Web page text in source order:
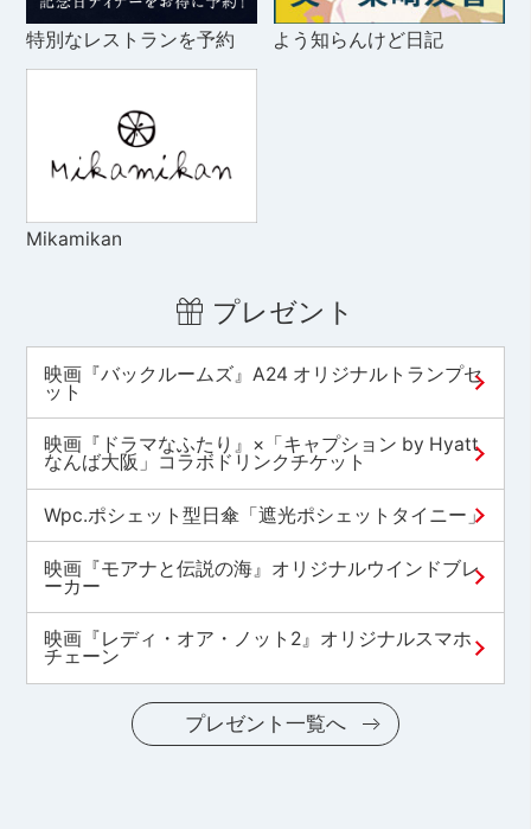
特別なレストランを予約 よう知らんけど日記
Mikamikan
プレゼント
映画『バックルームズ』A24 オリジナルトランプセ
ット
映画『ドラマなふたり』×「キャプション by Hyatt
なんば大阪」コラボドリンクチケット
Wpc.ポシェット型日傘「遮光ポシェットタイニー」
映画『モアナと伝説の海』オリジナルウインドブレ
ーカー
映画『レディ・オア・ノット2』オリジナルスマホ
チェーン
プレゼント一覧へ